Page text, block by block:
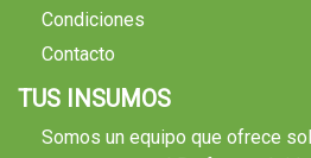
Condiciones
Contacto
TUS INSUMOS
Somos un equipo que ofrece